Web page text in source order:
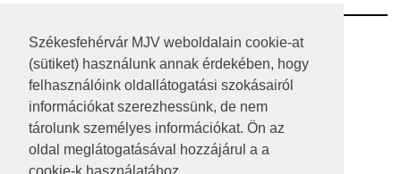
Székesfehérvár MJV weboldalain cookie-at
(sütiket) használunk annak érdekében, hogy
felhasználóink oldallátogatási szokásairól
információkat szerezhessünk, de nem
tárolunk személyes információkat. Ön az
oldal meglátogatásával hozzájárul a a
RSS
A HONLAP 2017.03.31-I ÁLLAPOTA
JOGI NYILATKOZAT
IMPRESSZUM